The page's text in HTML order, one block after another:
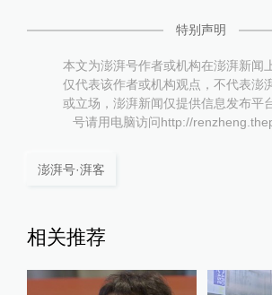
特别声明
本文为澎湃号作者或机构在澎湃新闻
仅代表该作者或机构观点，不代表澎
或立场，澎湃新闻仅提供信息发布平
号请用电脑访问http://
澎湃号·湃客
相关推荐